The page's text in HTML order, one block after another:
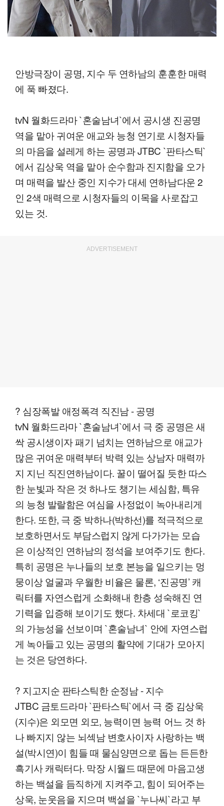
안방극장이 공명, 지수 두 연하남의 훈훈한 매력
에 푹 빠졌다.
tvN 월화드라마 `혼술남녀`에서 공시생 진공명
역을 맡아 귀여운 애교와 능청 연기로 시청자들
의 마음을 설레게 하는 공명과 JTBC `판타스틱`
에서 김상욱 역을 맡아 순수함과 진지함을 오가
며 매력을 발산 중인 지수가 대세 연하남다운 2
인 2색 매력으로 시청자들의 이목을 사로잡고
있는 것.
ADVERTISEMENT
? 심장폭발 애정폭격 직진남 - 공명
tvN 월화드라마 `혼술남녀`에서 극 중 공명은 새
싹 공시생이자 패기 넘치는 연하남으로 애교가
많은 귀여운 매력부터 박력 있는 상남자 매력까
지 지닌 직진연하남이다. 꿀이 떨어질 듯한 따스
한 눈빛과 작은 것 하나도 챙기는 세심함, 특유
의 능청 발랄함은 여심을 사정없이 녹아내리게
한다. 또한, 극 중 박하나(박하선)를 적극적으로
보호하면서도 부담스럽지 않게 다가가는 모습
은 이상적인 연하남의 정석을 보여주기도 한다.
특히 공명은 누나들의 보호 본능을 일으키는 멍
뭉이상 얼굴과 우월한 비율은 물론, ‘진공명’ 캐
릭터를 자연스럽게 소화해내 한층 성숙해진 연
기력을 입증해 보이기도 했다. 차세대 `로코킹`
의 가능성을 선보이며 `혼술남녀` 안에 자연스럽
게 녹아들고 있는 공명의 활약에 기대가 모아지
는 것은 당연하다.
? 지고지순 판타스틱한 순정남 - 지수
JTBC 금토드라마 `판타스틱`에서 극 중 김상욱
(지수)은 외모면 외모, 능력이면 능력 어느 것 하
나 빠지지 않는 뇌섹남 변호사이자 사랑하는 백
설(박시연)이 힘들 때 물심양면으로 돕는 든든한
흑기사 캐릭터다. 막장 시월드 때문에 마음고생
하는 백설을 듬직하게 지켜주고, 힘이 되어주는
상욱, 눈웃음을 지으며 백설을 `누나씨`라고 부